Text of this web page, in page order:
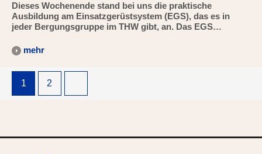
Dieses Wochenende stand bei uns die praktische
Ausbildung am Einsatzgerüstsystem (EGS), das es in
jeder Bergungsgruppe im THW gibt, an. Das EGS…
mehr
1 2